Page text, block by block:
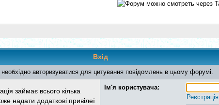
Вхід
авторизуватися для цитування повідомлень в цьому форумі.
займає всього кілька
надати додаткові привілеї
Ім'я користувача:
Реєстрація